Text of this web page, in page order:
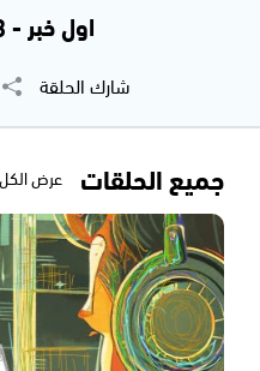
اول خبر - 01.01.2023
شارك الحلقة
جميع الحلقات عرض الكل